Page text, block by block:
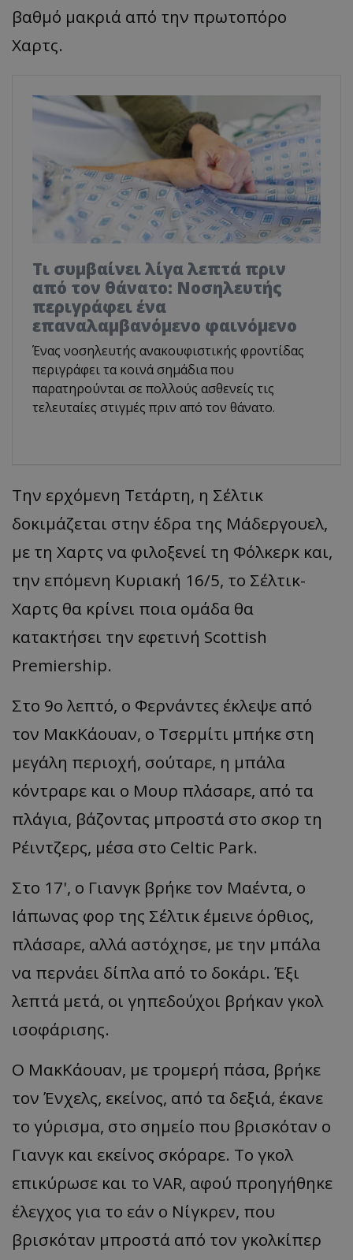
βαθμό μακριά από την πρωτοπόρο
Χαρτς.
Τι συμβαίνει λίγα λεπτά πριν
από τον θάνατο: Νοσηλευτής
περιγράφει ένα
επαναλαμβανόμενο φαινόμενο
Ένας νοσηλευτής ανακουφιστικής φροντίδας
περιγράφει τα κοινά σημάδια που
παρατηρούνται σε πολλούς ασθενείς τις
τελευταίες στιγμές πριν από τον θάνατο.
Την ερχόμενη Τετάρτη, η Σέλτικ
δοκιμάζεται στην έδρα της Μάδεργουελ,
με τη Χαρτς να φιλοξενεί τη Φόλκερκ και,
την επόμενη Κυριακή 16/5, το Σέλτικ-
Χαρτς θα κρίνει ποια ομάδα θα
κατακτήσει την εφετινή Scottish
Premiership.
Στο 9ο λεπτό, ο Φερνάντες έκλεψε από
τον ΜακΚάουαν, ο Τσερμίτι μπήκε στη
μεγάλη περιοχή, σούταρε, η μπάλα
κόντραρε και ο Μουρ πλάσαρε, από τα
πλάγια, βάζοντας μπροστά στο σκορ τη
Ρέιντζερς, μέσα στο Celtic Park.
Στο 17', ο Γιανγκ βρήκε τον Μαέντα, ο
Ιάπωνας φορ της Σέλτικ έμεινε όρθιος,
πλάσαρε, αλλά αστόχησε, με την μπάλα
να περνάει δίπλα από το δοκάρι. Έξι
λεπτά μετά, οι γηπεδούχοι βρήκαν γκολ
ισοφάρισης.
Ο ΜακΚάουαν, με τρομερή πάσα, βρήκε
τον Ένχελς, εκείνος, από τα δεξιά, έκανε
το γύρισμα, στο σημείο που βρισκόταν ο
Γιανγκ και εκείνος σκόραρε. Το γκολ
επικύρωσε και το VAR, αφού προηγήθηκε
έλεγχος για το εάν ο Νίγκρεν, που
βρισκόταν μπροστά από τον γκολκίπερ